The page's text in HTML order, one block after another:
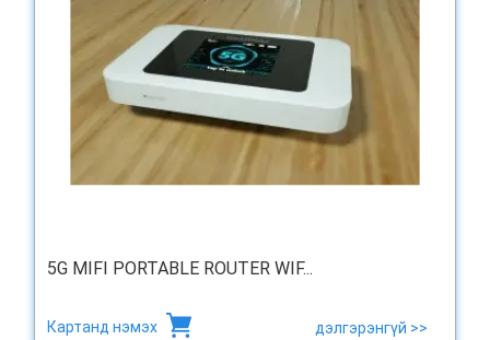
5G MIFI PORTABLE ROUTER WIF...
Картанд нэмэх дэлгэрэнгүй >>